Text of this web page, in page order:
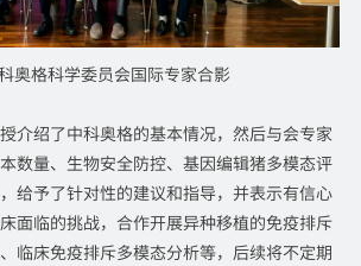
奥格科学委员会国际专家合影
介绍了中科奥格的基本情况，然后与会专家
数量、生物安全防控、基因编辑猪多模态评
给予了针对性的建议和指导，并表示有信心
面临的挑战，合作开展异种移植的免疫排斥
临床免疫排斥多模态分析等，后续将不定期